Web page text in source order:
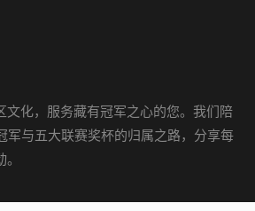
文化，服务藏有冠军之心的您。我们陪
军与五大联赛奖杯的归属之路，分享每